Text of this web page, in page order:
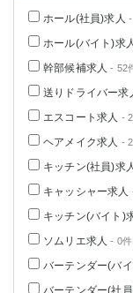
ホール(社員)求人
ホール(バイト)求
幹部候補求人 - 52
送りドライバー求
エスコート求人 -
ヘアメイク求人 -
キッチン(社員)求
キャッシャー求人
キッチン(バイト)
ソムリエ求人 - 0件
バーテンダー(バ
バーテンダー(社員